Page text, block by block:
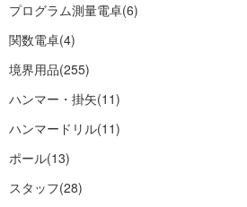
プログラム測量電卓(6)
関数電卓(4)
境界用品(255)
ハンマー・掛矢(11)
ハンマードリル(11)
ポール(13)
スタッフ(28)